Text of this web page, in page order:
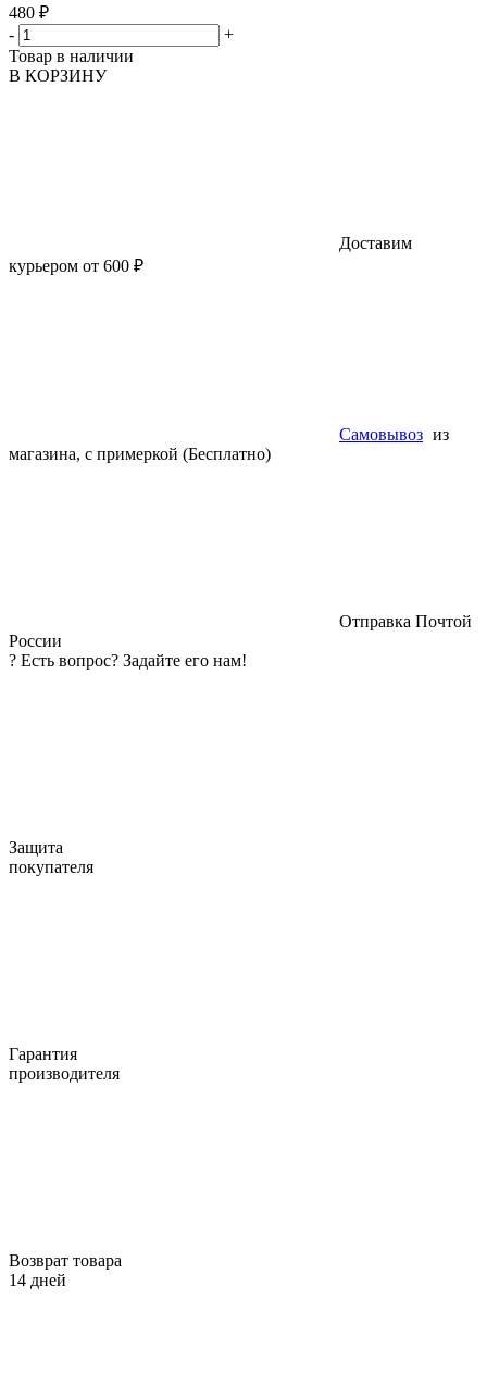
480 ₽
-
+
Товар в наличии
В КОРЗИНУ
Доставим
курьером от 600 ₽
Самовывоз из
магазина, с примеркой (Бесплатно)
Отправка Почтой
России
? Есть вопрос? Задайте его нам!
Защита
покупателя
Гарантия
производителя
Возврат товара
14 дней